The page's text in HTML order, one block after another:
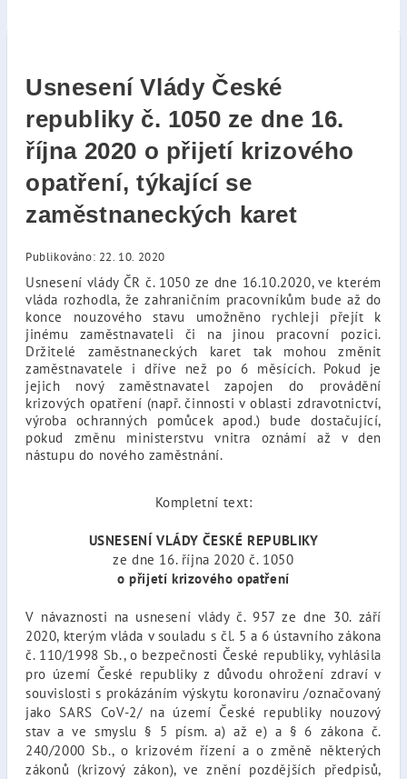
Usnesení Vlády České
republiky č. 1050 ze dne 16.
října 2020 o přijetí krizového
opatření, týkající se
zaměstnaneckých karet
Publikováno: 22. 10. 2020
Usnesení vlády ČR č. 1050 ze dne 16.10.2020, ve kterém
vláda rozhodla, že zahraničním pracovníkům bude až do
konce nouzového stavu umožněno rychleji přejít k
jinému zaměstnavateli či na jinou pracovní pozici.
Držitelé zaměstnaneckých karet tak mohou změnit
zaměstnavatele i dříve než po 6 měsících. Pokud je
jejich nový zaměstnavatel zapojen do provádění
krizových opatření (např. činnosti v oblasti zdravotnictví,
výroba ochranných pomůcek apod.) bude dostačující,
pokud změnu ministerstvu vnitra oznámí až v den
nástupu do nového zaměstnání.
Kompletní text:
USNESENÍ VLÁDY ČESKÉ REPUBLIKY
ze dne 16. října 2020 č. 1050
o přijetí krizového opatření
V návaznosti na usnesení vlády č. 957 ze dne 30. září
2020, kterým vláda v souladu s čl. 5 a 6 ústavního zákona
č. 110/1998 Sb., o bezpečnosti České republiky, vyhlásila
pro území České republiky z důvodu ohrožení zdraví v
souvislosti s prokázáním výskytu koronaviru /označovaný
jako SARS CoV-2/ na území České republiky nouzový
stav a ve smyslu § 5 písm. a) až e) a § 6 zákona č.
240/2000 Sb., o krizovém řízení a o změně některých
zákonů (krizový zákon), ve znění pozdějších předpisů,